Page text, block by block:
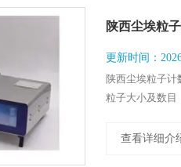
陕西尘埃粒
更新时间：
陕西尘埃粒子计
粒子大小及数目
电子、光学、
查看详细介